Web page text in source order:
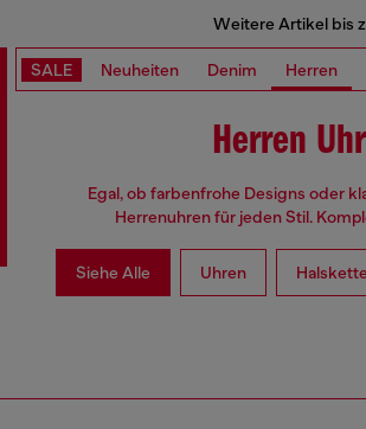
Weitere Artikel bis
SALE Neuheiten Denim Herren
Herren
Egal, ob farbenfrohe Designs oder
Herrenuhren für jeden Stil.
Siehe Alle Uhren